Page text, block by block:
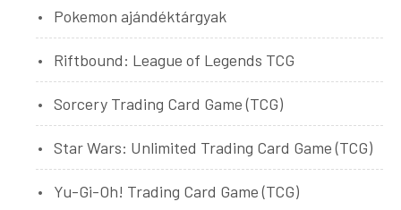
Pokemon ajándéktárgyak
Riftbound: League of Legends TCG
Sorcery Trading Card Game (TCG)
Star Wars: Unlimited Trading Card Game (TCG)
Yu-Gi-Oh! Trading Card Game (TCG)